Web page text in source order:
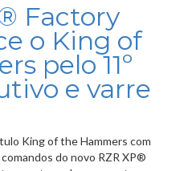
Factory
o King of
pelo 11º
e varre
King of the Hammers com
do novo RZR XP®